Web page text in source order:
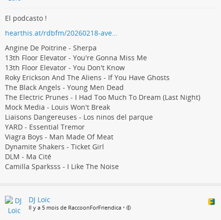
El podcasto !
hearthis.at/rdbfm/20260218-ave…
Angine De Poitrine - Sherpa
13th Floor Elevator - You're Gonna Miss Me
13th Floor Elevator - You Don't Know
Roky Erickson And The Aliens - If You Have Ghosts
The Black Angels - Young Men Dead
The Electric Prunes - I Had Too Much To Dream (Last Night)
Mock Media - Louis Won't Break
Liaisons Dangereuses - Los ninos del parque
YARD - Essential Tremor
Viagra Boys - Man Made Of Meat
Dynamite Shakers - Ticket Girl
DLM - Ma Cité
Camilla Sparksss - I Like The Noise
DJ Loïc
Il y a 5 mois de RaccoonForFriendica •